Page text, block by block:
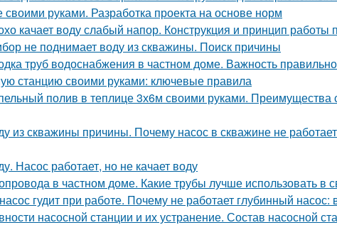
своими руками. Разработка проекта на основе норм
качает воду слабый напор. Конструкция и принцип работы
не поднимает воду из скважины. Поиск причины
труб водоснабжения в частном доме. Важность
станцию своими руками: ключевые правила
полив в теплице 3х6м своими руками. Преимущества
из скважины причины. Почему насос в скважине не
Насос работает, но не качает воду
в частном доме. Какие трубы лучше использовать в
гудит при работе. Почему не работает глубинный
насосной станции и их устранение. Состав насосной